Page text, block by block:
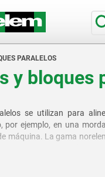
PARALELOS
y bloques
se utilizan para
por ejemplo, en una
máquina. La gama
diseñados para su uso